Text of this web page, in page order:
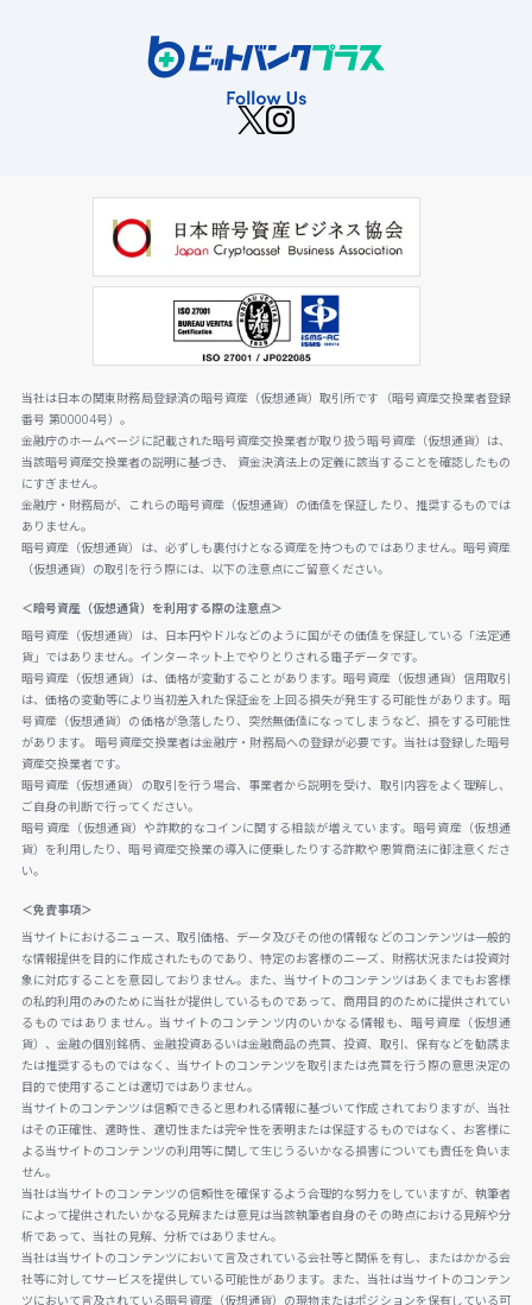
当社は日本の関東財務局登録済の暗号資産（仮想通貨）取引所です（暗号資産交換業者登録
番号 第00004号）。
金融庁のホームページに記載された暗号資産交換業者が取り扱う暗号資産（仮想通貨）は、
当該暗号資産交換業者の説明に基づき、 資金決済法上の定義に該当することを確認したもの
にすぎません。
金融庁・財務局が、これらの暗号資産（仮想通貨）の価値を保証したり、推奨するものでは
ありません。
暗号資産（仮想通貨）は、必ずしも裏付けとなる資産を持つものではありません。暗号資産
（仮想通貨）の取引を行う際には、以下の注意点にご留意ください。
＜暗号資産（仮想通貨）を利用する際の注意点＞
暗号資産（仮想通貨）は、日本円やドルなどのように国がその価値を保証している「法定通
貨」ではありません。インターネット上でやりとりされる電子データです。
暗号資産（仮想通貨）は、価格が変動することがあります。暗号資産（仮想通貨）信用取引
は、価格の変動等により当初差入れた保証金を上回る損失が発生する可能性があります。暗
号資産（仮想通貨）の価格が急落したり、突然無価値になってしまうなど、損をする可能性
があります。 暗号資産交換業者は金融庁・財務局への登録が必要です。当社は登録した暗号
資産交換業者です。
暗号資産（仮想通貨）の取引を行う場合、事業者から説明を受け、取引内容をよく理解し、
ご自身の判断で行ってください。
暗号資産（仮想通貨）や詐欺的なコインに関する相談が増えています。暗号資産（仮想通
貨）を利用したり、暗号資産交換業の導入に便乗したりする詐欺や悪質商法に御注意くださ
い。
＜免責事項＞
当サイトにおけるニュース、取引価格、データ及びその他の情報などのコンテンツは一般的
な情報提供を目的に作成されたものであり、特定のお客様のニーズ、財務状況または投資対
象に対応することを意図しておりません。また、当サイトのコンテンツはあくまでもお客様
の私的利用のみのために当社が提供しているものであって、商用目的のために提供されてい
るものではありません。当サイトのコンテンツ内のいかなる情報も、暗号資産（仮想通
貨）、金融の個別銘柄、金融投資あるいは金融商品の売買、投資、取引、保有などを勧誘ま
たは推奨するものではなく、当サイトのコンテンツを取引または売買を行う際の意思決定の
目的で使用することは適切ではありません。
当サイトのコンテンツは信頼できると思われる情報に基づいて作成されておりますが、当社
はその正確性、適時性、適切性または完全性を表明または保証するものではなく、お客様に
よる当サイトのコンテンツの利用等に関して生じうるいかなる損害についても責任を負いま
せん。
当社は当サイトのコンテンツの信頼性を確保するよう合理的な努力をしていますが、執筆者
によって提供されたいかなる見解または意見は当該執筆者自身のその時点における見解や分
析であって、当社の見解、分析ではありません。
当社は当サイトのコンテンツにおいて言及されている会社等と関係を有し、またはかかる会
社等に対してサービスを提供している可能性があります。また、当社は当サイトのコンテン
ツにおいて言及されている暗号資産（仮想通貨）の現物またはポジションを保有している可